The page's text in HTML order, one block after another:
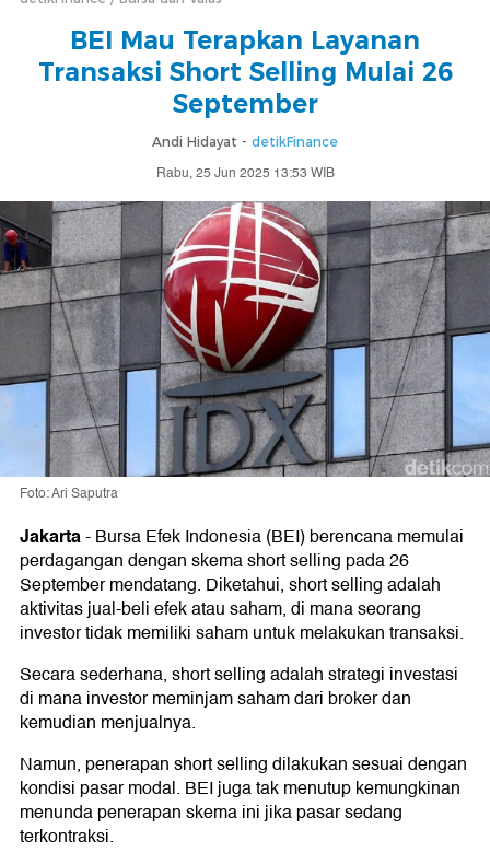
BEI Mau Terapkan Layanan
Transaksi Short Selling Mulai 26
September
Andi Hidayat - detikFinance
Rabu, 25 Jun 2025 13:53 WIB
Foto: Ari Saputra
Jakarta-Bursa Efek Indonesia (BEI) berencana memulai
perdagangan dengan skema short selling pada 26
September mendatang. Diketahui, short selling adalah
aktivitas jual-beli efek atau saham, di mana seorang
investor tidak memiliki saham untuk melakukan transaksi.
Secara sederhana, short selling adalah strategi investasi
di mana investor meminjam saham dari broker dan
kemudian menjualnya.
Namun, penerapan short selling dilakukan sesuai dengan
kondisi pasar modal. BEI juga tak menutup kemungkinan
menunda penerapan skema ini jika pasar sedang
terkontraksi.